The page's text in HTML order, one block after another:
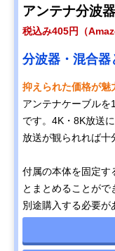
アンテナ分波
税込み405円（
分波器・混合
抑えられた価格が魅
アンテナケーブル
です。4K・8K放送
放送が観られれば十
付属の本体を固定す
とまとめることがで
別途購入する必要が